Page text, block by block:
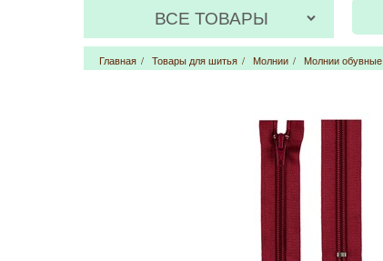
ВСЕ ТОВАРЫ
Главная / Товары для шитья / Молнии / Молнии обувные